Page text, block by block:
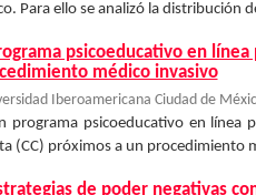
Para ello se analizó la distribución
psicoeducativo en
médico invasivo
Iberoamericana Ciudad de
programa psicoeducativo en línea
(CC) próximos a un procedimiento
de poder negativas